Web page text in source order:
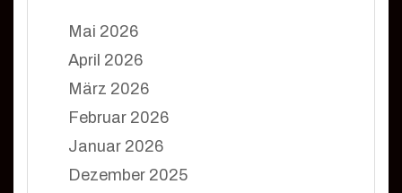
Mai 2026
April 2026
März 2026
Februar 2026
Januar 2026
Dezember 2025